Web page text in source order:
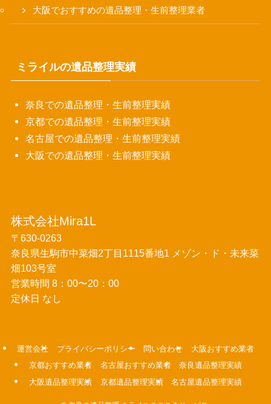
大阪でおすすめの遺品整理・生前整理業者
ミライルの遺品整理実績
奈良での遺品整理・生前整理実績
京都での遺品整理・生前整理実績
名古屋での遺品整理・生前整理実績
大阪での遺品整理・生前整理実績
株式会社Mira1L
〒630-0263
奈良県生駒市中菜畑2丁目1115番地1 メゾン・ド・未来菜
畑103号室
営業時間 8：00〜20：00
定休日 なし
運営会社 プライバシーポリシー 問い合わせ
大阪おすすめ業者
京都おすすめ業者
名古屋おすすめ業者
奈良遺品整理実績
大阪遺品整理実績
京都遺品整理実績 名古屋遺品整理実績